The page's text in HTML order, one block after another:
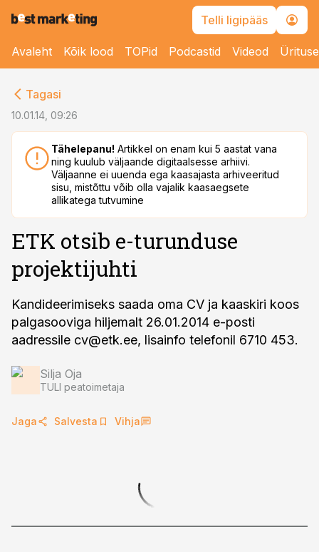
Telli ligipääs
Avaleht Kõik lood TOPid Podcastid Videod
Tagasi
10.01.14, 09:26
Tähelepanu! Artikkel on enam kui 5 aastat vana
ning kuulub väljaande digitaalsesse arhiivi.
Väljaanne ei uuenda ega kaasajasta arhiveeritud
sisu, mistõttu võib olla vajalik kaasaegsete
allikatega tutvumine
ETK otsib e-turunduse
projektijuhti
Kandideerimiseks saada oma CV ja kaaskiri koos
palgasooviga hiljemalt 26.01.2014 e-posti
aadressile cv@etk.ee, lisainfo telefonil 6710 453.
Silja Oja
TULI peatoimetaja
Jaga Salvesta Vihja